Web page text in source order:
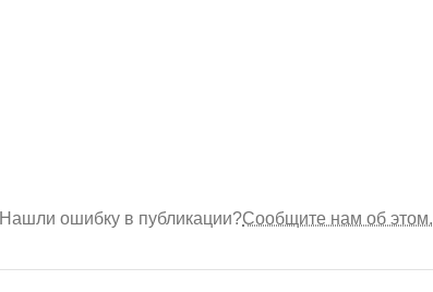
Нашли ошибку в публикации?Сообщите нам об этом.